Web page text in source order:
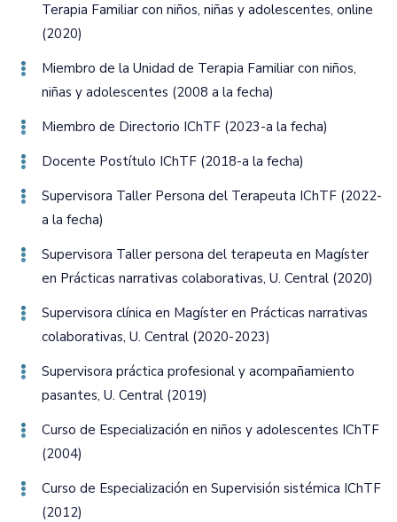
Terapia Familiar con niños‚ niñas y adolescentes‚ online
(2020)
Miembro de la Unidad de Terapia Familiar con niños‚
niñas y adolescentes (2008 a la fecha)
Miembro de Directorio IChTF (2023-a la fecha)
Docente Postítulo IChTF (2018-a la fecha)
Supervisora Taller Persona del Terapeuta IChTF (2022-
a la fecha)
Supervisora Taller persona del terapeuta en Magíster
en Prácticas narrativas colaborativas‚ U. Central (2020)
Supervisora clínica en Magíster en Prácticas narrativas
colaborativas‚ U. Central (2020-2023)
Supervisora práctica profesional y acompañamiento
pasantes‚ U. Central (2019)
Curso de Especialización en niños y adolescentes IChTF
(2004)
Curso de Especialización en Supervisión sistémica IChTF
(2012)